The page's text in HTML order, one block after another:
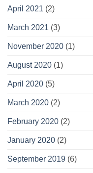
April 2021 (2)
March 2021 (3)
November 2020 (1)
August 2020 (1)
April 2020 (5)
March 2020 (2)
February 2020 (2)
January 2020 (2)
September 2019 (6)